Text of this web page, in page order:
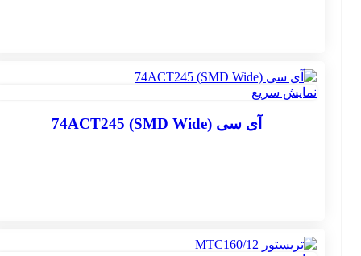
نمایش سریع
آی سی 74ACT245 (SMD Wide)